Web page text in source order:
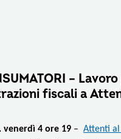
–
fiscali a
venerdì 4 ore 19 – Attenti al